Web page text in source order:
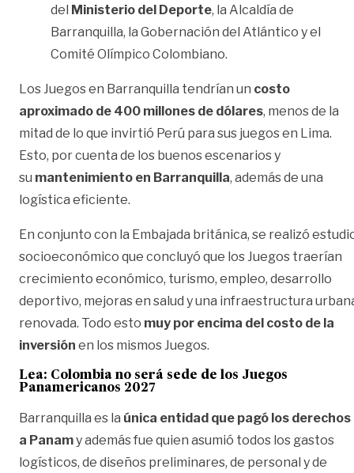
del Ministerio del Deporte, la Alcaldía de
Barranquilla, la Gobernación del Atlántico y el
Comité Olímpico Colombiano.
Los Juegos en Barranquilla tendrían un costo
aproximado de 400 millones de dólares, menos de la
mitad de lo que invirtió Perú para sus juegos en Lima.
Esto, por cuenta de los buenos escenarios y
su mantenimiento en Barranquilla, además de una
logística eficiente.
En conjunto con la Embajada británica, se realizó
socioeconómico que concluyó que los Juegos traerían
crecimiento económico, turismo, empleo, desarrollo
deportivo, mejoras en salud y una infraestructura
renovada. Todo esto muy por encima del costo de la
inversión en los mismos Juegos.
Lea: Colombia no será sede de los Juegos
Panamericanos 2027
Barranquilla es la única entidad que pagó los derechos
a Panamy además fue quien asumió todos los gastos
logísticos, de diseños preliminares, de personal y de